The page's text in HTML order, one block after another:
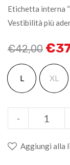
Etichetta interna
Vestibilità più
€42,00 €
L XL
-
Aggiungi alla